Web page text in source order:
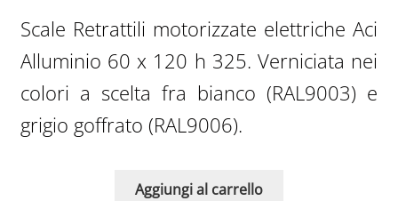
prezzo
originale
era:
3.590,00€.
prezzo
attuale
è:
Scale Retrattili motorizzate elettriche Aci
Alluminio 60 x 120 h 325. Verniciata nei
colori a scelta fra bianco (RAL9003) e
grigio goffrato (RAL9006).
Aggiungi al carrello